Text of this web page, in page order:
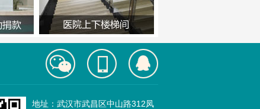
地址：武汉市武昌区中山路312凤